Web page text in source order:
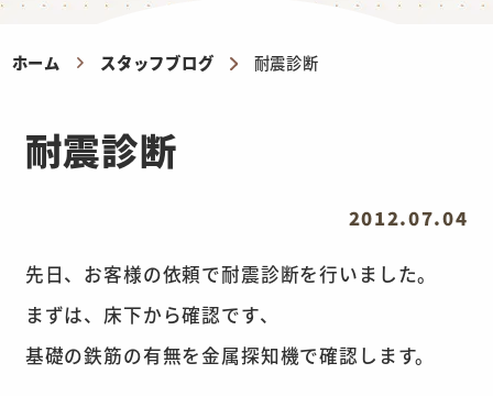
ホーム スタッフブログ 耐震診断
耐震診断
2012.07.04
先日、お客様の依頼で耐震診断を行いました。
まずは、床下から確認です、
基礎の鉄筋の有無を金属探知機で確認します。